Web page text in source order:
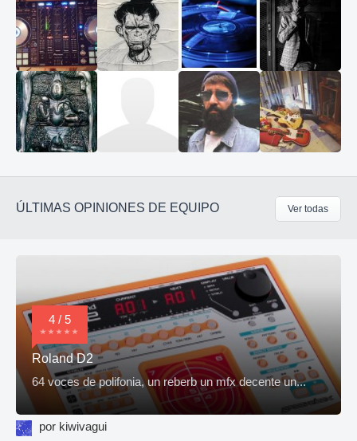
ÚLTIMAS OPINIONES DE EQUIPO Ver todas
4 / 5
Roland D2
64 voces de polifonia, un reberb un mfx decente un...
por kiwivagui